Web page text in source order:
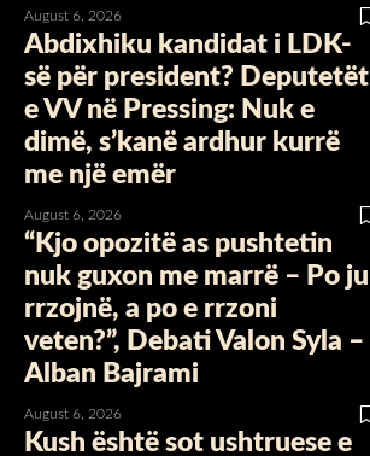
August 6, 2026
Abdixhiku kandidat i LDK-
së për president? Deputetët
e VV në Pressing: Nuk e
dimë, s’kanë ardhur kurrë
me një emër
August 6, 2026
“Kjo opozitë as pushtetin
nuk guxon me marrë – Po ju
rrzojnë, a po e rrzoni
veten?”, Debati Valon Syla –
Alban Bajrami
August 6, 2026
Kush është sot ushtruese e